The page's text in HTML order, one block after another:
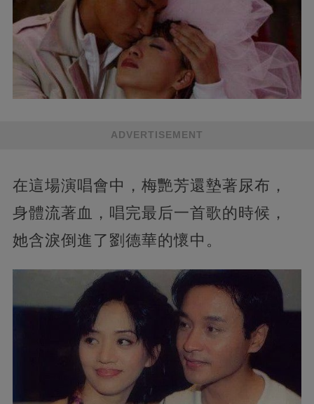
ADVERTISEMENT
在這場演唱會中，梅艷芳還墊著尿布，
身體流著血，唱完最后一首歌的時候，
她含淚倒進了劉德華的懷中。